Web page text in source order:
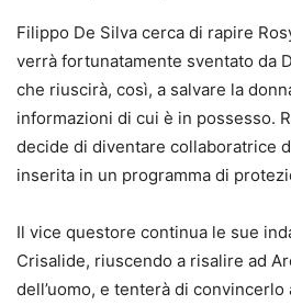
Filippo De Silva cerca di rapire
verrà fortunatamente sventato da
che riuscirà, così, a salvare la
informazioni di cui è in possesso.
decide di diventare collaboratrice
inserita in un programma di
Il vice questore continua le sue
Crisalide, riuscendo a risalire ad
dell’uomo, e tenterà di convincerlo